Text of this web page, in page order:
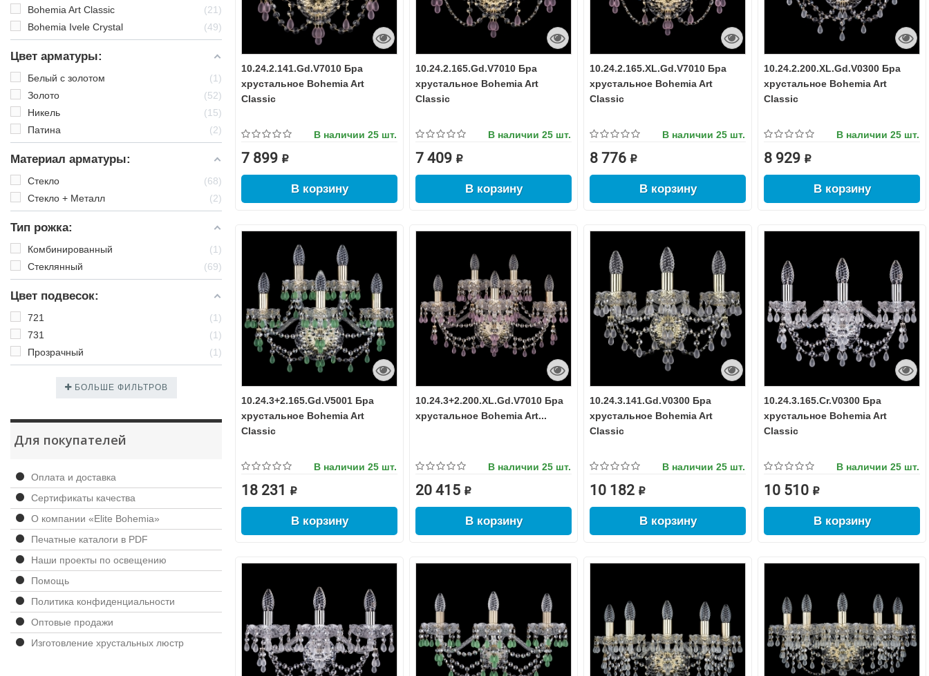
Bohemia Art Classic
21
Bohemia Ivele Crystal
49
Цвет арматуры:
Белый с золотом
1
Золото
52
Никель
15
Патина
2
Материал арматуры:
Стекло
68
Стекло + Металл
2
Тип рожка:
Комбинированный
1
Стеклянный
69
Цвет подвесок:
721
1
731
1
Прозрачный
1
БОЛЬШЕ ФИЛЬТРОВ
Для покупателей
Оплата и доставка
Сертификаты качества
О компании «Elite Bohemia»
Печатные каталоги в PDF
Наши проекты по освещению
Помощь
Политика конфиденциальности
Оптовые продажи
Изготовление хрустальных люстр
10.24.2.141.Gd.V7010 Бра
хрустальное Bohemia Art
Classic
В наличии 25 шт.
7 899 ₽
В корзину
10.24.2.165.Gd.V7010 Бра
хрустальное Bohemia Art
Classic
В наличии 25 шт.
7 409 ₽
В корзину
10.24.2.165.XL.Gd.V7010 Бра
хрустальное Bohemia Art
Classic
В наличии 25 шт.
8 776 ₽
В корзину
10.24.2.200.XL.Gd.V0300 Бра
хрустальное Bohemia Art
Classic
В наличии 25 шт.
8 929 ₽
В корзину
10.24.3+2.165.Gd.V5001 Бра
хрустальное Bohemia Art
Classic
В наличии 25 шт.
18 231 ₽
В корзину
10.24.3+2.200.XL.Gd.V7010 Бра
хрустальное Bohemia Art...
В наличии 25 шт.
20 415 ₽
В корзину
10.24.3.141.Gd.V0300 Бра
хрустальное Bohemia Art
Classic
В наличии 25 шт.
10 182 ₽
В корзину
10.24.3.165.Cr.V0300 Бра
хрустальное Bohemia Art
Classic
В наличии 25 шт.
10 510 ₽
В корзину